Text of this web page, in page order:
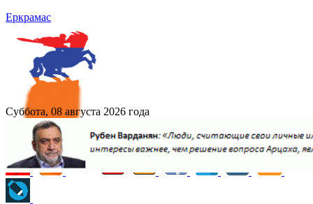
Еркрамас
Суббота, 08 августа 2026 года